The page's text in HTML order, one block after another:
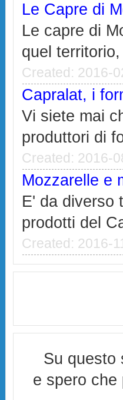
Le Capre di
Le capre di
quel
Created: 2016-
Capralat, i
Vi siete mai
produttori di
Created: 2016-
Mozzarelle e
E' da diverso
prodotti del
Created: 2016-
Su questo
e spero che